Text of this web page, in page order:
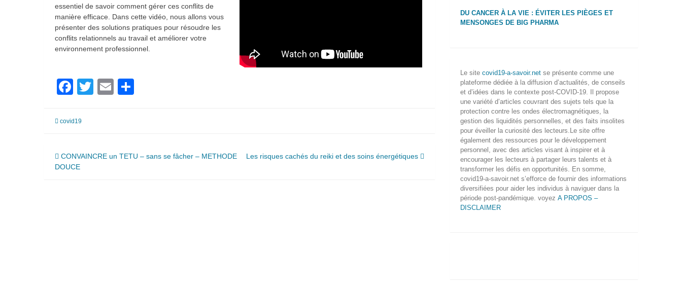
essentiel de savoir comment gérer ces conflits de
manière efficace. Dans cette vidéo, nous allons vous
présenter des solutions pratiques pour résoudre les
conflits relationnels au travail et améliorer votre
environnement professionnel.
Facebook
TwitterEmail
covid19
Navigation
CONVAINCRE un TETU – sans se fâcher – METHODE
DOUCE
Les risques cachés du reiki et des soins énergétiques
DU CANCER À LA VIE : ÉVITER LES PIÈGES ET
MENSONGES DE BIG PHARMA
Le site covid19-a-savoir.netse présente comme une
plateforme dédiée à la diffusion d’actualités, de conseils
et d’idées dans le contexte post-COVID-19. Il propose
une variété d’articles couvrant des sujets tels que la
protection contre les ondes électromagnétiques, la
gestion des liquidités personnelles, et des faits insolites
pour éveiller la curiosité des lecteurs.Le site offre
également des ressources pour le développement
personnel, avec des articles visant à inspirer et à
encourager les lecteurs à partager leurs talents et à
transformer les défis en opportunités. En somme,
covid19-a-savoir.net s’efforce de fournir des informations
diversifiées pour aider les individus à naviguer dans la
période post-pandémique. voyez A PROPOS –
DISCLAIMER